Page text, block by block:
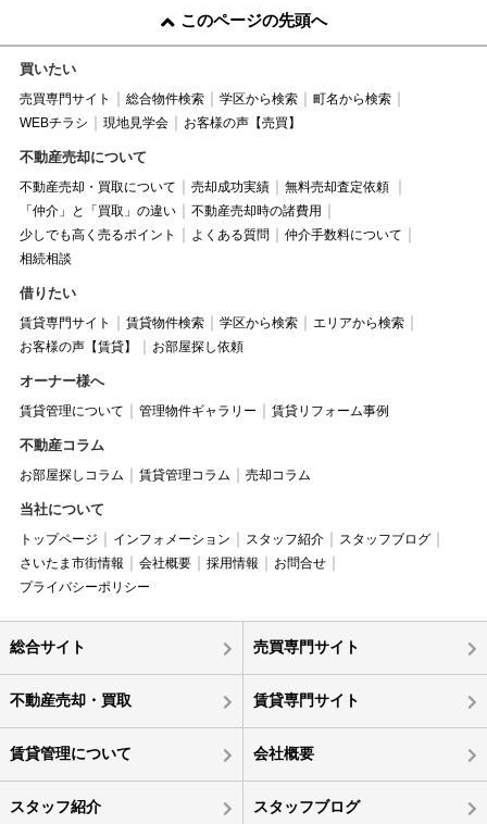
このページの先頭へ
買いたい
売買専門サイト 総合物件検索 学区から検索
町名から検索
WEBチラシ
現地見学会 お客様の声【売買】
不動産売却について
不動産売却・買取について 売却成功実績
無料売却査定依頼
「仲介」と「買取」の違い
不動産売却時の諸費用
少しでも高く売るポイント
よくある質問
仲介手数料について
相続相談
借りたい
賃貸専門サイト 賃貸物件検索 学区から検索
エリアから検索
お客様の声【賃貸】
お部屋探し依頼
オーナー様へ
賃貸管理について 管理物件ギャラリー 賃貸リフォーム事例
不動産コラム
お部屋探しコラム 賃貸管理コラム 売却コラム
当社について
トップページ インフォメーション スタッフ紹介
スタッフブログ
さいたま市街情報
会社概要 採用情報
お問合せ
プライバシーポリシー
総合サイト 売買専門サイト
不動産売却・買取 賃貸専門サイト
賃貸管理について 会社概要
スタッフ紹介 スタッフブログ